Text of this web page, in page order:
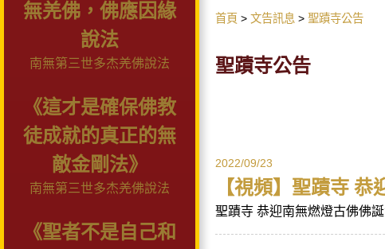
無羌佛，佛應因緣
說法
南無第三世多杰羌佛說法
《這才是確保佛教
徒成就的真正的無
敵金剛法》
南無第三世多杰羌佛說法
《聖者不是自己和
首頁 文告訊息 聖蹟寺公告
聖蹟寺公告
2022/09/23
【視頻】聖蹟寺 恭
聖蹟寺 恭迎南無燃燈古佛佛